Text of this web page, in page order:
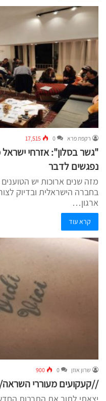
רקפת פרא 0
17,515
"גשר בסלון": אזרחי
נפגשים לדבר
מזה שנים ארוכות יש
בחברה הישראלית ובדיוק
ארגון…
קרא עוד
שרון אוזן 0
900
//קעקועים מעוררי